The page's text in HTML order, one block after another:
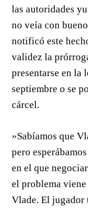
las autoridades
no veía con
notificó este
validez la
presentarse en la
septiembre o se
cárcel.
»Sabíamos que
pero
en el que
el problema
Vlade. El jugador